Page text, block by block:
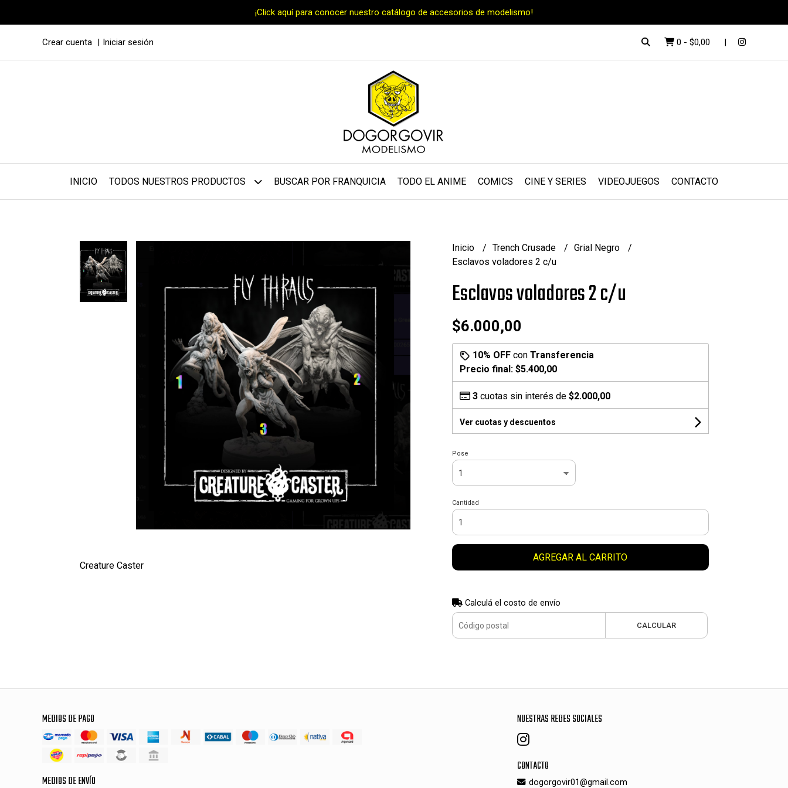
¡Click aquí para conocer nuestro catálogo de accesorios de modelismo!
Crear cuenta Iniciar sesión 0 - $0,00
INICIO TODOS NUESTROS PRODUCTOS BUSCAR POR FRANQUICIA TODO EL ANIME COMICS CINE Y SERIES VIDEOJUEGOS CONTACTO
Creature Caster
Inicio Trench Crusade
Grial Negro
Esclavos voladores 2 c/u
Esclavos voladores 2 c/u
$6.000,00
10% OFFcon Transferencia
Precio final: $5.400,00
3cuotas sin interés de $2.000,00
Ver cuotas y descuentos
Pose
Cantidad
AGREGAR AL CARRITO
Calculá el costo de envío
CALCULAR
MEDIOS DE PAGO
MEDIOS DE ENVÍO
NUESTRAS REDES SOCIALES
CONTACTO
dogorgovir01@gmail.com